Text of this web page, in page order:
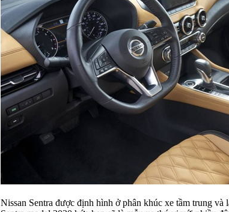
Nissan Sentra được định hình ở phân khúc xe tầm trung